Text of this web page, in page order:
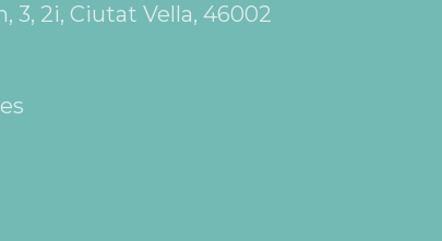
3, 2i, Ciutat Vella, 46002